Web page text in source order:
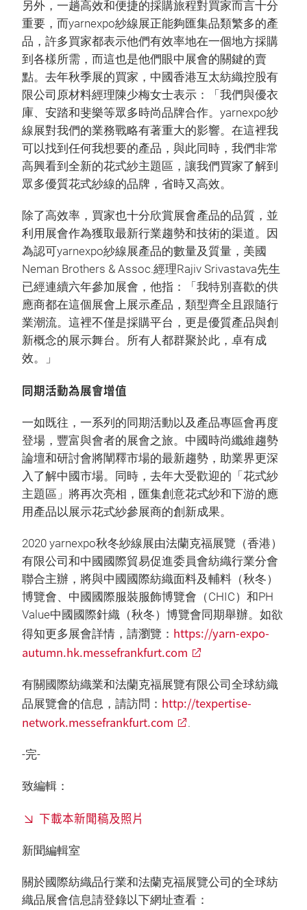
另外，一趟高效和便捷的採購旅程對買家而言十分
重要，而yarnexpo紗線展正能夠匯集品類繁多的產
品，許多買家都表示他們有效率地在一個地方採購
到各樣所需，而這也是他們眼中展會的關鍵的賣
點。去年秋季展的買家，中國香港互太紡織控股有
限公司原材料經理陳少梅女士表示：「我們與優衣
庫、安踏和斐樂等眾多時尚品牌合作。yarnexpo紗
線展對我們的業務戰略有著重大的影響。在這裡我
可以找到任何我想要的產品，與此同時，我們非常
高興看到全新的花式紗主題區，讓我們買家了解到
眾多優質花式紗線的品牌，省時又高效。
除了高效率，買家也十分欣賞展會產品的品質，並
利用展會作為獲取最新行業趨勢和技術的渠道。因
為認可yarnexpo紗線展產品的數量及質量，美國
Neman Brothers & Assoc.經理Rajiv Srivastava先生
已經連續六年參加展會，他指：「我特別喜歡的供
應商都在這個展會上展示產品，類型齊全且跟隨行
業潮流。這裡不僅是採購平台，更是優質產品與創
新概念的展示舞台。所有人都群聚於此，卓有成
效。」
同期活動為展會增值
一如既往，一系列的同期活動以及產品專區會再度
登場，豐富與會者的展會之旅。中國時尚纖維趨勢
論壇和研討會將闡釋市場的最新趨勢，助業界更深
入了解中國市場。同時，去年大受歡迎的「花式紗
主題區」將再次亮相，匯集創意花式紗和下游的應
用產品以展示花式紗參展商的創新成果。
2020 yarnexpo秋冬紗線展由法蘭克福展覽（香港）
有限公司和中國國際貿易促進委員會紡織行業分會
聯合主辦，將與中國國際紡織面料及輔料（秋冬）
博覽會、中國國際服裝服飾博覽會（CHIC）和PH
Value中國國際針織（秋冬）博覽會同期舉辦。如欲
得知更多展會詳情，請瀏覽： https://yarn-expo-
autumn.hk.messefrankfurt.com
有關國際紡織業和法蘭克福展覽有限公司全球紡織
品展覽會的信息，請訪問： http://texpertise-
network.messefrankfurt.com
.
-完-
致編輯：
下載本新聞稿及照片
新聞編輯室
關於國際紡織品行業和法蘭克福展覽公司的全球紡
織品展會信息請登錄以下網址查看：